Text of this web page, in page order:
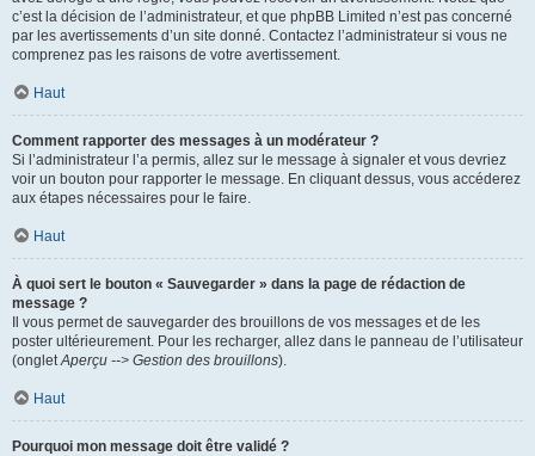
c’est la décision de l’administrateur, et que phpBB Limited n’est pas concerné
par les avertissements d’un site donné. Contactez l’administrateur si vous ne
comprenez pas les raisons de votre avertissement.
Haut
Comment rapporter des messages à un modérateur ?
Si l’administrateur l’a permis, allez sur le message à signaler et vous devriez
voir un bouton pour rapporter le message. En cliquant dessus, vous accéderez
aux étapes nécessaires pour le faire.
Haut
À quoi sert le bouton « Sauvegarder » dans la page de rédaction de
message ?
Il vous permet de sauvegarder des brouillons de vos messages et de les
poster ultérieurement. Pour les recharger, allez dans le panneau de l’utilisateur
(ongletAperçu --> Gestion des brouillons).
Haut
Pourquoi mon message doit être validé ?